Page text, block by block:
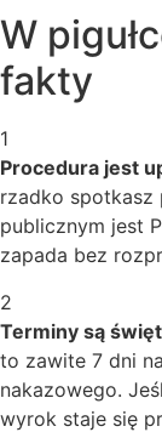
W
fakty
1
Procedura jest
rzadko spotkasz
publicznym jest
zapada bez
2
Terminy są
to zawite 7 dni
nakazowego.
wyrok staje się